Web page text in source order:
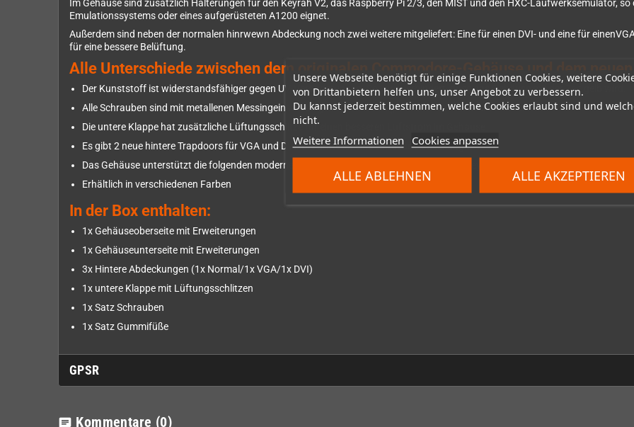
Unsere Webseite benötigt für einige Funktionen Cookies, weitere
von Drittanbietern helfen uns, unser Angebot zu verbessern.
Du kannst jederzeit bestimmen, welche Cookies erlaubt sind und
nicht.
Weitere Informationen Cookies anpassen
ALLE ABLEHNEN ALLE AKZEPTIEREN
Im Gehäuse sind zusätzlich Halterungen für den Keyrah V2, das Raspberry Pi 2/3, den MIST und den HXC-Laufwerksemulator,
Emulationssystems oder eines aufgerüsteten A1200 eignet.
Außerdem sind neben der normalen hinrwewn Abdeckung noch zwei weitere mitgeliefert: Eine für einen DVI- und eine für
für eine bessere Belüftung.
Alle Unterschiede zwischen dem originalen Commodore-Gehäuse und dem
Der Kunststoff ist widerstandsfähiger gegen UV-Veränderungen. So wird verhindert, dass das Gehäuse mit der Zeit gelb wird.
Alle Schrauben sind mit metallenen Messingeinsätzen gesichert. Keine gebrochenen Plastikklammern mehr
Die untere Klappe hat zusätzliche Lüftungsschlitze für einen besseren Luftstrom im Gehäuse
Es gibt 2 neue hintere Trapdoors für VGA und DVI. Die dritte ist eine einfache Abdeckung.
Das Gehäuse unterstützt die folgenden modernen Geräte: Raspberry Pi©, MiST© FPGA, Keyrah© V2 Tastaturadapter,
Erhältlich in verschiedenen Farben
In der Box enthalten:
1x Gehäuseoberseite mit Erweiterungen
1x Gehäuseunterseite mit Erweiterungen
3x Hintere Abdeckungen (1x Normal/1x VGA/1x DVI)
1x untere Klappe mit Lüftungsschlitzen
1x Satz Schrauben
1x Satz Gummifüße
GPSR
chat Kommentare (0)